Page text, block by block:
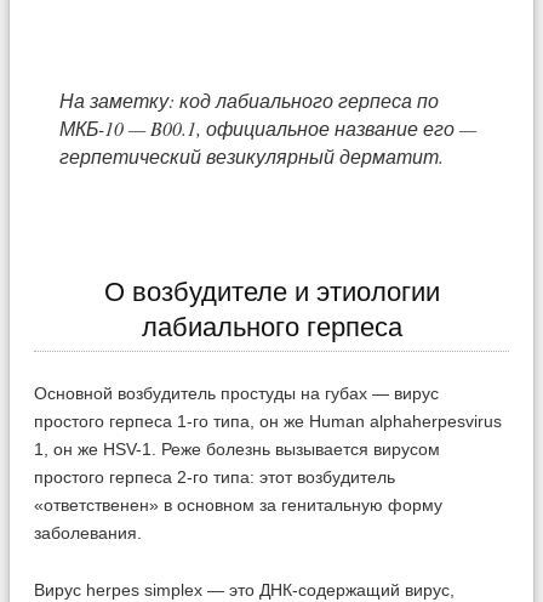
На заметку: код лабиального герпеса по
МКБ-10 — B00.1, официальное название его —
герпетический везикулярный дерматит.
О возбудителе и этиологии
лабиального герпеса
Основной возбудитель простуды на губах — вирус
простого герпеса 1-го типа, он же Human alphaherpesvirus
1, он же HSV-1. Реже болезнь вызывается вирусом
простого герпеса 2-го типа: этот возбудитель
«ответственен» в основном за генитальную форму
заболевания.
Вирус herpes simplex — это ДНК-содержащий вирус,